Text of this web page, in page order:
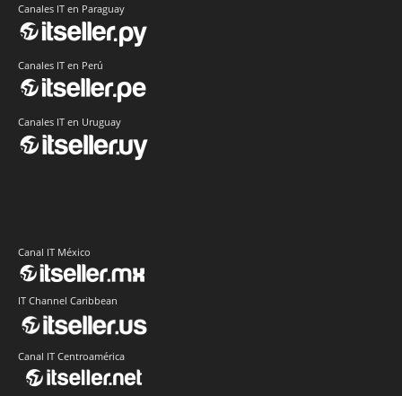
Canales IT en Paraguay
Canales IT en Perú
Canales IT en Uruguay
Canal IT México
IT Channel Caribbean
Canal IT Centroamérica